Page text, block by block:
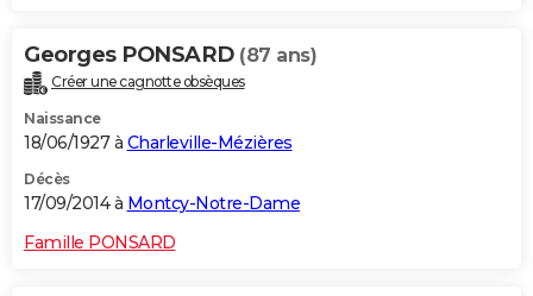
Georges PONSARD (87 ans)
Créer une cagnotte obsèques
Naissance
18/06/1927 à Charleville-Mézières
Décès
17/09/2014 à Montcy-Notre-Dame
Famille PONSARD